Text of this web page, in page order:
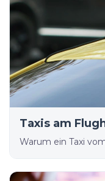
Taxis am
Warum ein Taxi